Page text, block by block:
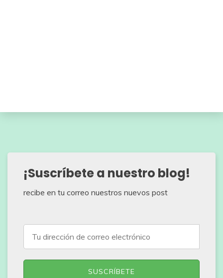
¡Suscríbete a nuestro blog!
recibe en tu correo nuestros nuevos post